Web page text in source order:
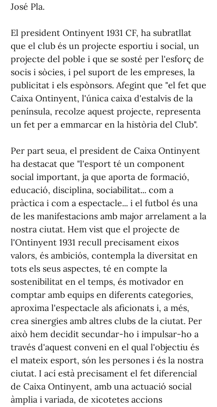
José Pla.
El president Ontinyent 1931 CF, ha subratllat
que el club és un projecte esportiu i social, un
projecte del poble i que se sosté per l'esforç de
socis i sòcies, i pel suport de les empreses, la
publicitat i els espònsors. Afegint que "el fet que
Caixa Ontinyent, l'única caixa d'estalvis de la
península, recolze aquest projecte, representa
un fet per a emmarcar en la història del Club".
Per part seua, el president de Caixa Ontinyent
ha destacat que "l'esport té un component
social important, ja que aporta de formació,
educació, disciplina, sociabilitat... com a
pràctica i com a espectacle... i el futbol és una
de les manifestacions amb major arrelament a la
nostra ciutat. Hem vist que el projecte de
l'Ontinyent 1931 recull precisament eixos
valors, és ambiciós, contempla la diversitat en
tots els seus aspectes, té en compte la
sostenibilitat en el temps, és motivador en
comptar amb equips en diferents categories,
aproxima l'espectacle als aficionats i, a més,
crea sinergies amb altres clubs de la ciutat. Per
això hem decidit secundar-ho i impulsar-ho a
través d'aquest conveni en el qual l'objectiu és
el mateix esport, són les persones i és la nostra
ciutat. I ací està precisament el fet diferencial
de Caixa Ontinyent, amb una actuació social
àmplia i variada, de xicotetes accions